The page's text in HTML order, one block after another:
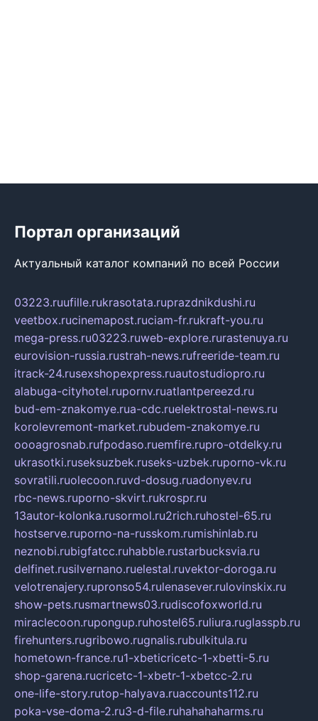
Портал организаций
Актуальный каталог компаний по всей России
03223.ruufille.rukrasotata.ruprazdnikdushi.ru
veetbox.rucinemapost.ruciam-fr.rukraft-you.ru
mega-press.ru03223.ruweb-explore.rurastenuya.ru
eurovision-russia.rustrah-news.rufreeride-team.ru
itrack-24.rusexshopexpress.ruautostudiopro.ru
alabuga-cityhotel.rupornv.ruatlantpereezd.ru
bud-em-znakomye.rua-cdc.ruelektrostal-news.ru
korolevremont-market.rubudem-znakomye.ru
oooagrosnab.rufpodaso.ruemfire.rupro-otdelky.ru
ukrasotki.ruseksuzbek.ruseks-uzbek.ruporno-vk.ru
sovratili.ruolecoon.ruvd-dosug.ruadonyev.ru
rbc-news.ruporno-skvirt.rukrospr.ru
13autor-kolonka.rusormol.ru2rich.ruhostel-65.ru
hostserve.ruporno-na-russkom.rumishinlab.ru
neznobi.rubigfatcc.ruhabble.rustarbucksvia.ru
delfinet.rusilvernano.ruelestal.ruvektor-doroga.ru
velotrenajery.rupronso54.rulenasever.rulovinskix.ru
show-pets.rusmartnews03.rudiscofoxworld.ru
miraclecoon.rupongup.ruhostel65.ruliura.ruglasspb.ru
firehunters.rugribowo.rugnalis.rubulkitula.ru
hometown-france.ru1-xbeticricetc-1-xbetti-5.ru
shop-garena.rucricetc-1-xbetr-1-xbetcc-2.ru
one-life-story.rutop-halyava.ruaccounts112.ru
poka-vse-doma-2.ru3-d-file.ruhahahaharms.ru